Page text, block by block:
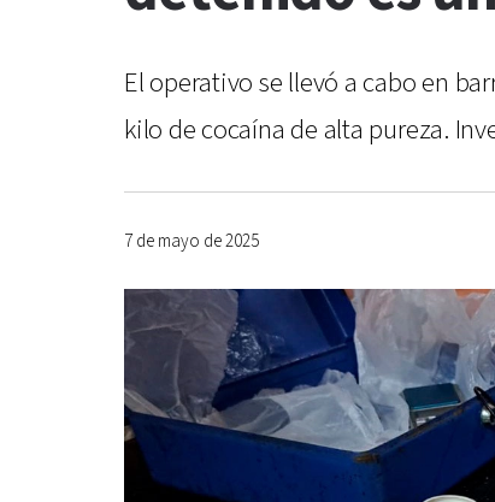
El operativo se llevó a cabo en
kilo de cocaína de alta pureza.
7 de mayo de 2025